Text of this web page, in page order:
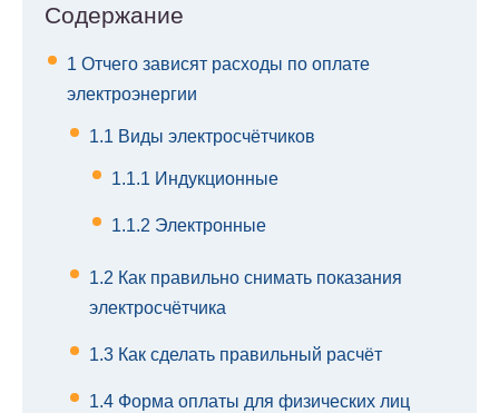
Содержание
1 Отчего зависят расходы по оплате
электроэнергии
1.1 Виды электросчётчиков
1.1.1 Индукционные
1.1.2 Электронные
1.2 Как правильно снимать показания
электросчётчика
1.3 Как сделать правильный расчёт
1.4 Форма оплаты для физических лиц